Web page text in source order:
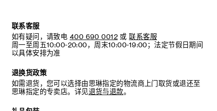
联系客服
如有疑问，请致电 400 690 0012 或 联系客服
周一至周五10:00-20:00，周末10:00-19:00；法定节假日期间
以具体安排为准
退换货政策
如需退货，您可以选择由思琳指定的物流商上门取货或退还至
思琳指定的专卖店。详见退货与退款。